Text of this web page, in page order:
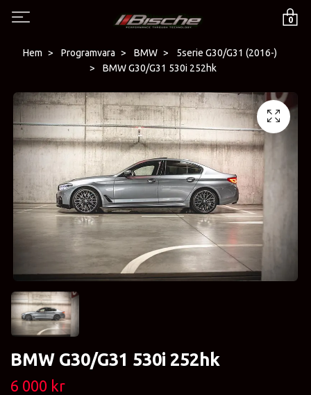
0
Hem Programvara BMW
5serie G30/G31 (2016-)
BMW G30/G31 530i 252hk
BMW G30/G31 530i 252hk
6 000 kr